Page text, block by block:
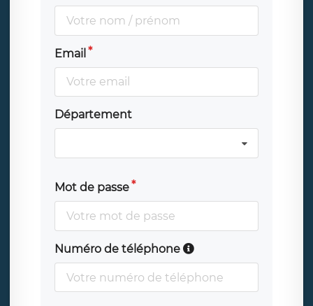
Email
Département
Mot de passe
Numéro de téléphone